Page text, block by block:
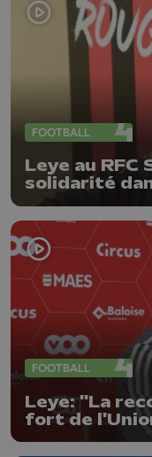
FOOTBALL
Leye au RFC
solidarité
FOOTBALL
Leye: "La
fort de